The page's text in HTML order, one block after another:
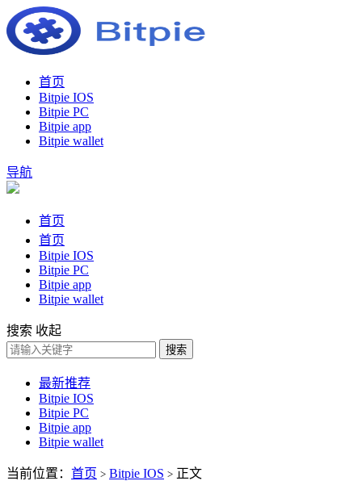
首页
Bitpie IOS
Bitpie PC
Bitpie app
Bitpie wallet
导航
首页
首页
Bitpie IOS
Bitpie PC
Bitpie app
Bitpie wallet
搜索 收起
搜索
最新推荐
Bitpie IOS
Bitpie PC
Bitpie app
Bitpie wallet
当前位置： 首页 > Bitpie IOS > 正文